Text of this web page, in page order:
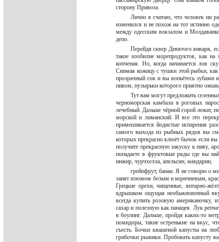
сторону Привоза.
Лично я считаю, что человек ни
изменился и не похож на тот истинно
между одесским вокзалом и
депо.
Перейдя сквер Девятого января,
такое изобилие морепродуктов, как
копченая. Но, когда начинается лов
Снимая кожицу с тушки этой рыбки, как
прозрачный сок и вы вопьётесь
пивом, пузырьки которого приятно
Тут вам могут предложить
черноморская камбала в роговых
лечебный. Дальше чёрной горой лежат,
морской и лиманский. И все это
примешивается йодистые испарения
самого выхода из рыбных рядов вы
которых прекрасно клюёт бычок если
получите прекрасную закуску к пиву,
попадаете в фруктовые ряды где вы
инжир, чурчхелла, апельсин, мандарин,
грейпфрут, банан. Я не говорю о
занят изюмом белым и коричневым,
Грецкие орехи, чищенные, янтарно-
ядрышком ощущая необыкновенный
всегда купить розовую американочку,
сахар и полезную как панацея. Лук
в боулинг. Дальше, пройдя каких-то
помидоры, такие остренькие на вкус,
съесть. Бочки квашеной капусты на
грибочки рыжики. Пробовать капусту